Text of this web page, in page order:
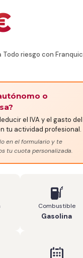
Todo riesgo con
o
el IVA y el gasto del
tu actividad profesional.
en el formulario y te
tu cuota personalizada.
Combustible
Gasolina